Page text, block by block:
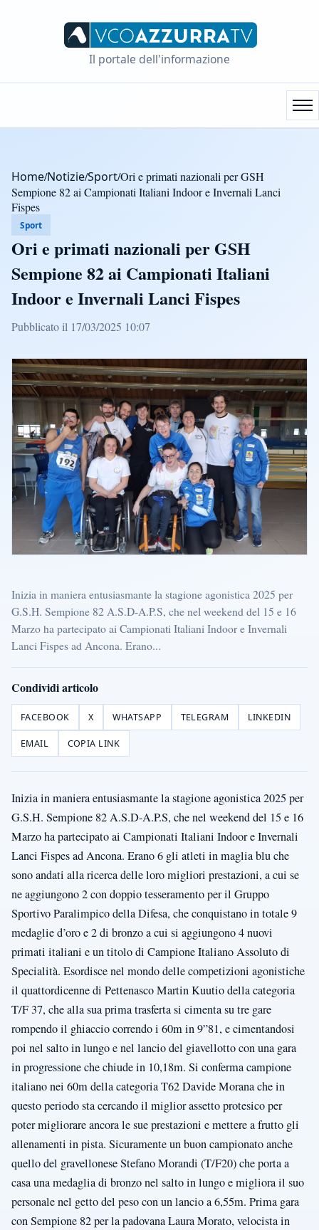
Il portale dell'informazione
Home/Notizie/Sport/Ori e primati nazionali per GSH
Sempione 82 ai Campionati Italiani Indoor e Invernali Lanci
Fispes
Sport
Ori e primati nazionali per GSH
Sempione 82 ai Campionati Italiani
Indoor e Invernali Lanci Fispes
Pubblicato il 17/03/2025 10:07
Inizia in maniera entusiasmante la stagione agonistica 2025 per
G.S.H. Sempione 82 A.S.D-A.P.S, che nel weekend del 15 e 16
Marzo ha partecipato ai Campionati Italiani Indoor e Invernali
Lanci Fispes ad Ancona. Erano...
Condividi articolo
FACEBOOK X WHATSAPP TELEGRAM LINKEDIN
EMAIL COPIA LINK
Inizia in maniera entusiasmante la stagione agonistica 2025 per
G.S.H. Sempione 82 A.S.D-A.P.S, che nel weekend del 15 e 16
Marzo ha partecipato ai Campionati Italiani Indoor e Invernali
Lanci Fispes ad Ancona. Erano 6 gli atleti in maglia blu che
sono andati alla ricerca delle loro migliori prestazioni, a cui se
ne aggiungono 2 con doppio tesseramento per il Gruppo
Sportivo Paralimpico della Difesa, che conquistano in totale 9
medaglie d’oro e 2 di bronzo a cui si aggiungono 4 nuovi
primati italiani e un titolo di Campione Italiano Assoluto di
Specialità. Esordisce nel mondo delle competizioni agonistiche
il quattordicenne di Pettenasco Martin Kuutio della categoria
T/F 37, che alla sua prima trasferta si cimenta su tre gare
rompendo il ghiaccio correndo i 60m in 9”81, e cimentandosi
poi nel salto in lungo e nel lancio del giavellotto con una gara
in progressione che chiude in 10,18m. Si conferma campione
italiano nei 60m della categoria T62 Davide Morana che in
questo periodo sta cercando il miglior assetto protesico per
poter migliorare ancora le sue prestazioni e mettere a frutto gli
allenamenti in pista. Sicuramente un buon campionato anche
quello del gravellonese Stefano Morandi (T/F20) che porta a
casa una medaglia di bronzo nel salto in lungo e migliora il suo
personale nel getto del peso con un lancio a 6,55m. Prima gara
con Sempione 82 per la padovana Laura Morato, velocista in